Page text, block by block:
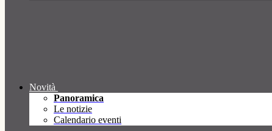
Novità
Panoramica
Le notizie
Calendario eventi